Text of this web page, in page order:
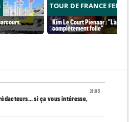
TOUR DE FRANCE
Kim Le Court Pienaar : "La
complètement folle"
21:05
si ça vous intéresse,